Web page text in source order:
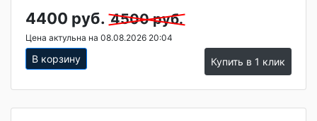
4400 руб. 4500 руб.
Цена актульна на 08.08.2026 20:04
В корзину Купить в 1 клик